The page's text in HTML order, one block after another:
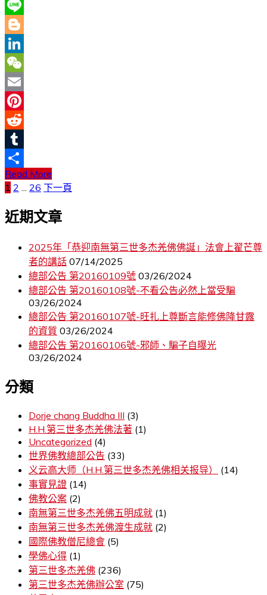
Twitter
Line
Blogger
LinkedIn
WeChat
Email
Pinterest
Reddit
Tumblr
分
享
Read More
文
章
1 2 26 下一頁
近期文章
2025年「恭迎南無第三世多杰羌佛佛誕」法會上翟芒尊
者的講話 07/14/2025
總部公告 第20160109號 03/26/2024
總部公告 第20160108號-不看公告必然上當受騙
03/26/2024
總部公告 第20160107號-旺扎上尊斷言能修佛降甘露
的資質 03/26/2024
總部公告 第20160106號-邪師、騙子自曝光
03/26/2024
分類
Dorje chang Buddha III (3)
H.H.第三世多杰羌佛法著 (1)
Uncategorized (4)
世界佛教總部公告 (33)
义云高大师（H.H.第三世多杰羌佛相关报导）
(14)
事實見證 (14)
佛教公案 (2)
南無第三世多杰羌佛五明成就 (1)
南無第三世多杰羌佛渡生成就 (2)
國際佛教僧尼總會 (5)
學佛心得 (1)
第三世多杰羌佛 (236)
第三世多杰羌佛辦公室 (75)